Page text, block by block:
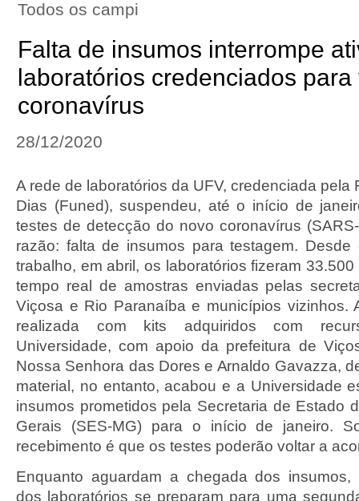
Todos os campi
Falta de insumos interrompe
laboratórios credenciados para
coronavírus
28/12/2020
A rede de laboratórios da UFV, credenciada pela
Dias (Funed), suspendeu, até o início de
testes de detecção do novo coronavírus
razão: falta de insumos para testagem. Desde
trabalho, em abril, os laboratórios fizeram
tempo real de amostras enviadas pelas
Viçosa e Rio Paranaíba e municípios vizinhos.
realizada com kits adquiridos com
Universidade, com apoio da prefeitura de
Nossa Senhora das Dores e Arnaldo Gavazza,
material, no entanto, acabou e a Universidade
insumos prometidos pela Secretaria de Estado
Gerais (SES-MG) para o início de janeiro.
recebimento é que os testes poderão voltar a
Enquanto aguardam a chegada dos insumos,
dos laboratórios se preparam para uma